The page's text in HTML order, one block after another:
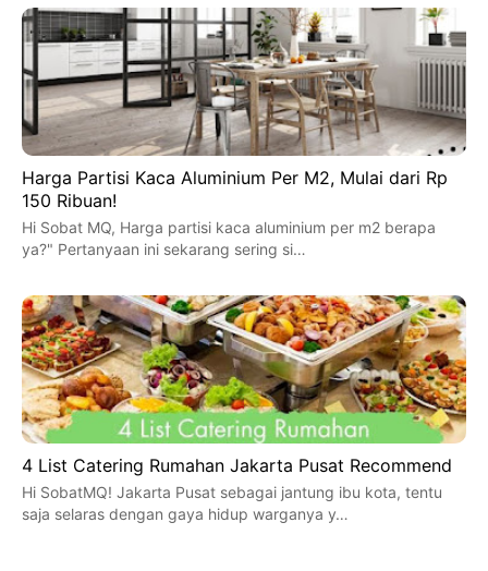
Harga Partisi Kaca Aluminium Per M2, Mulai dari Rp
150 Ribuan!
Hi Sobat MQ, Harga partisi kaca aluminium per m2 berapa
ya?" Pertanyaan ini sekarang sering si…
4 List Catering Rumahan Jakarta Pusat Recommend
Hi SobatMQ! Jakarta Pusat sebagai jantung ibu kota, tentu
saja selaras dengan gaya hidup warganya y…